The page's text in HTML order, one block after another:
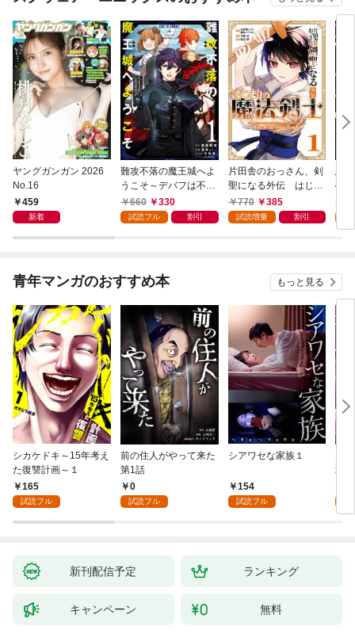
ヤングガンガン 2026
No.16
459
新着
難攻不落の魔王城へよ
うこそ～デバフは不要
と勇者パーティーを追
い出された黒魔導士、
660 330
試読フル 割引
片田舎のおっさん、剣
聖になる外伝 はじま
りの魔法剣士 1巻
770 385
試読増量 割引
悪
破
叩
つ
か
青年マンガのおすすめ本 もっと見る
シカケドキ～15年考え
た復讐計画～１
165
試読フル
前の住人がやって来た
第1話
0
試読フル
シアワセな家族１
154
試読フル
地
新刊配信予定 ランキング
キャンペーン 無料